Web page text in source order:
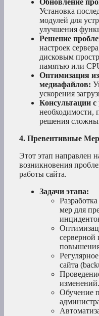
Обновление
Установка
модулей для
улучшения
Решение
настроек
дисковым
памятью или
Оптимизация
медиафайлов:
ускорения
Консультации
необходимости,
решения
4. Превентивные
Этот этап направлен
возникновения
работы сайта.
Задачи этапа:
мер для
серверной
повышения
сайта
изменений.
Обучение